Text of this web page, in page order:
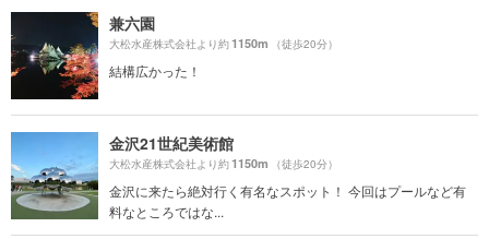
兼六園
大松水産株式会社より約1150m （徒歩20分）
結構広かった！
金沢21世紀美術館
大松水産株式会社より約1150m （徒歩20分）
金沢に来たら絶対行く有名なスポット！ 今回はプールなど有
料なところではな...